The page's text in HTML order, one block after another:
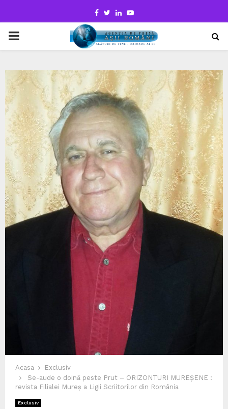
Facebook
TwitterLinkedinYoutube
PRIMARY
Acasa
Exclusiv
Se-aude o doină peste Prut – ORIZONTURI MUREȘENE :
revista Filialei Mureș a Ligii Scriitorilor din România
Exclusiv